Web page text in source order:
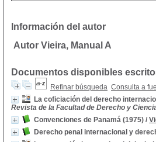
Información del autor
Autor Vieira, Manual A
Documentos disponibles
Refinar búsqueda Consulta a
La coficiación del derecho
Revista de la Facultad de Derecho y
Convenciones de Panamá (1975) /
Derecho penal internacional y